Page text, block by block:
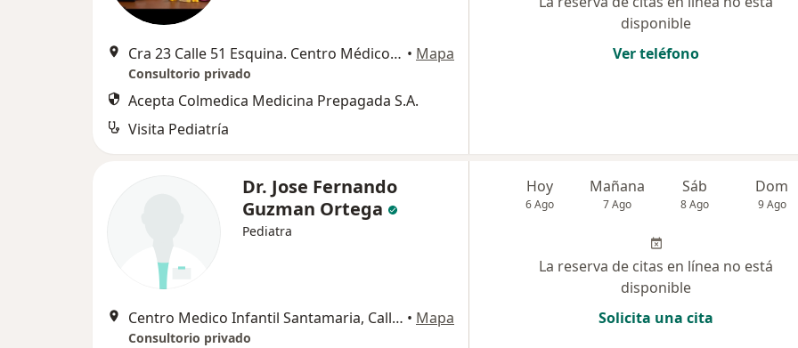
Cra 23 Calle 51 Esquina. Centro Médico Plaza 51, Manizales • Mapa
Consultorio privado
Acepta Colmedica Medicina Prepagada S.A.
Visita Pediatría
disponible
Ver teléfono
Dr. Jose Fernando
Guzman Ortega
Pediatra
Centro Medico Infantil Santamaria, Calle 54 Numero 26-94, Manizales • Mapa
Consultorio privado
Hoy
6 Ago
Mañana
7 Ago
Sáb
8 Ago
Dom
9 Ago
La reserva de citas en línea no está
disponible
Solicita una cita